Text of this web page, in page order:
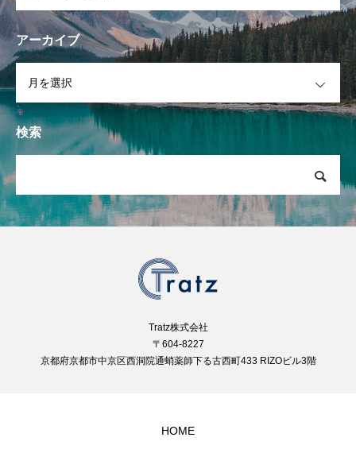
アーカイブ
検索
Tratz株式会社
〒604-8227
京都府京都市中京区西洞院通蛸薬師下る古西町433 RIZOビル3階
HOME